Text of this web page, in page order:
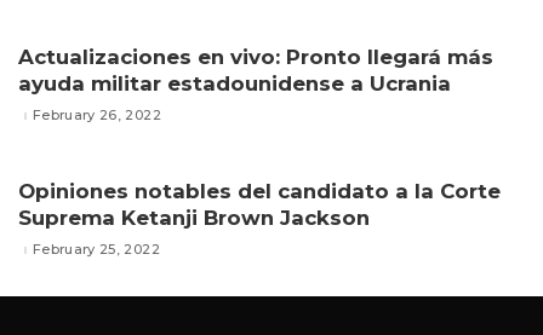
Actualizaciones en vivo: Pronto llegará más
ayuda militar estadounidense a Ucrania
February 26, 2022
Opiniones notables del candidato a la Corte
Suprema Ketanji Brown Jackson
February 25, 2022